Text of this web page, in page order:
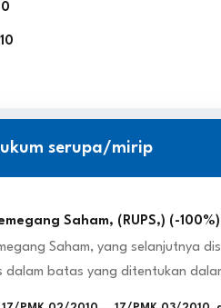
serupa/mirip
Saham, (RUPS,) ( -100%)
Saham, yang selanjutnya
dalam batas yang ditentukan